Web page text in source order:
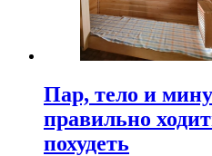
Пар, тело и
правильно
похудеть